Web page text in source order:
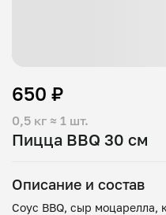
Пицца BBQ 30 см
0,5 кг ≈ 1 шт.
650 ₽
Описание и состав
Соус BBQ, сыр моцарелла,